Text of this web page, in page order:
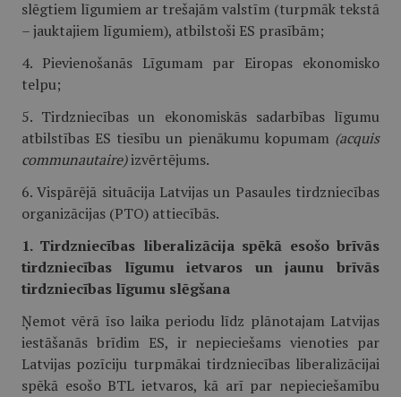
slēgtiem līgumiem ar trešajām valstīm (turpmāk tekstā
– jauktajiem līgumiem), atbilstoši ES prasībām;
4. Pievienošanās Līgumam par Eiropas ekonomisko
telpu;
5. Tirdzniecības un ekonomiskās sadarbības līgumu
atbilstības ES tiesību un pienākumu kopumam (acquis
communautaire)izvērtējums.
6. Vispārējā situācija Latvijas un Pasaules tirdzniecības
organizācijas (PTO) attiecībās.
1. Tirdzniecības liberalizācija spēkā esošo brīvās
tirdzniecības līgumu ietvaros un jaunu brīvās
tirdzniecības līgumu slēgšana
Ņemot vērā īso laika periodu līdz plānotajam Latvijas
iestāšanās brīdim ES, ir nepieciešams vienoties par
Latvijas pozīciju turpmākai tirdzniecības liberalizācijai
spēkā esošo BTL ietvaros, kā arī par nepieciešamību